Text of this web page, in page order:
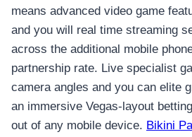
means advanced video game
and you will real time streaming
across the additional mobile
partnership rate. Live specialist
camera angles and you can elite
an immersive Vegas-layout
out of any mobile device. Bikini